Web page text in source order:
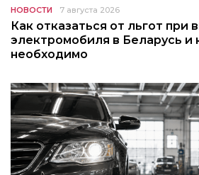
НОВОСТИ 7 августа 2026
Как отказаться от льгот при
электромобиля в Беларусь и
необходимо